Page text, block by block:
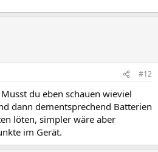
#12
du eben schauen wieviel
dann dementsprechend Batterien
löten, simpler wäre aber
im Gerät.